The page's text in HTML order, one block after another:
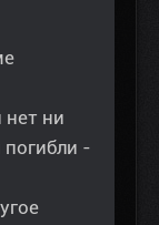
ни
-